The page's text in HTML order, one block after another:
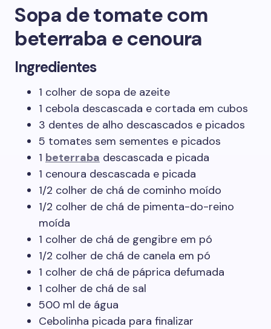
Sopa de tomate com
beterraba e cenoura
Ingredientes
1 colher de sopa de azeite
1 cebola descascada e cortada em cubos
3 dentes de alho descascados e picados
5 tomates sem sementes e picados
1 beterraba descascada e picada
1 cenoura descascada e picada
1/2 colher de chá de cominho moído
1/2 colher de chá de pimenta-do-reino
moída
1 colher de chá de gengibre em pó
1/2 colher de chá de canela em pó
1 colher de chá de páprica defumada
1 colher de chá de sal
500 ml de água
Cebolinha picada para finalizar